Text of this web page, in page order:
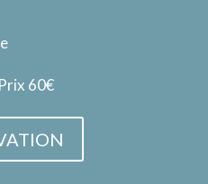
60€